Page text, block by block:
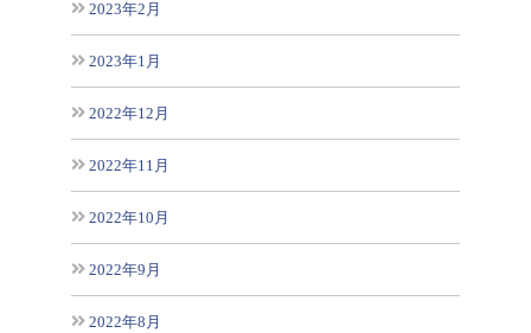
2023年2月
2023年1月
2022年12月
2022年11月
2022年10月
2022年9月
2022年8月